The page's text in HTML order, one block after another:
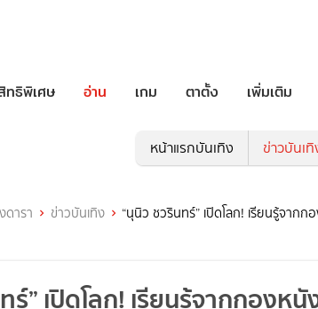
ทธิพิเศษ อ่าน เกม ตาตั้ง เพิ่มเติม
หน้าแรกบันเทิง ข่าวบันเทิ
ดารา ข่าวบันเทิง “นุนิว ชวรินทร์” เปิดโลก! เรียนรู้จาก
ร์” เปิดโลก! เรียนรู้จากกองห